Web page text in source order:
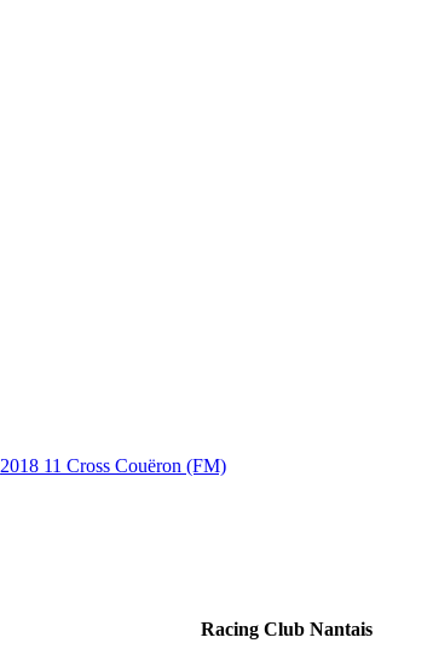
2018 11 Cross Couëron (FM)
Racing Club Nantais